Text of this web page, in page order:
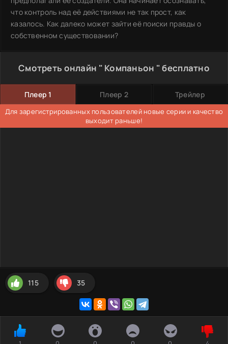
что контроль над её действиями не так прост, как
казалось. Как далеко может зайти её поиски правды о
собственном существовании?
Смотреть онлайн " Компаньон " бесплатно
Плеер 1 Плеер 2 Трейлер
Для зарегистрированных пользователей новые серии и качество
выходит раньше!
115 35